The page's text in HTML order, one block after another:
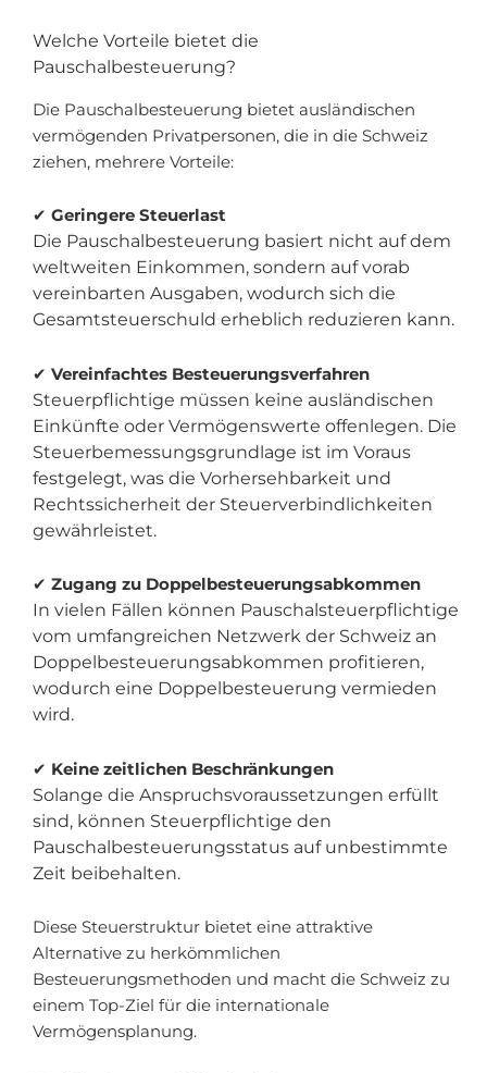
Welche Vorteile bietet die
Pauschalbesteuerung?
Die Pauschalbesteuerung bietet ausländischen
vermögenden Privatpersonen, die in die Schweiz
ziehen, mehrere Vorteile:
✔ Geringere Steuerlast
Die Pauschalbesteuerung basiert nicht auf dem
weltweiten Einkommen, sondern auf vorab
vereinbarten Ausgaben, wodurch sich die
Gesamtsteuerschuld erheblich reduzieren kann.
✔ Vereinfachtes Besteuerungsverfahren
Steuerpflichtige müssen keine ausländischen
Einkünfte oder Vermögenswerte offenlegen. Die
Steuerbemessungsgrundlage ist im Voraus
festgelegt, was die Vorhersehbarkeit und
Rechtssicherheit der Steuerverbindlichkeiten
gewährleistet.
✔ Zugang zu Doppelbesteuerungsabkommen
In vielen Fällen können Pauschalsteuerpflichtige
vom umfangreichen Netzwerk der Schweiz an
Doppelbesteuerungsabkommen profitieren,
wodurch eine Doppelbesteuerung vermieden
wird.
✔ Keine zeitlichen Beschränkungen
Solange die Anspruchsvoraussetzungen erfüllt
sind, können Steuerpflichtige den
Pauschalbesteuerungsstatus auf unbestimmte
Zeit beibehalten.
Diese Steuerstruktur bietet eine attraktive
Alternative zu herkömmlichen
Besteuerungsmethoden und macht die Schweiz zu
einem Top-Ziel für die internationale
Vermögensplanung.